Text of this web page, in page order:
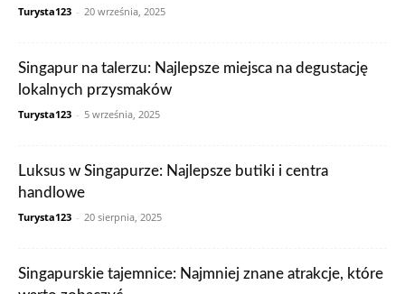
Turysta123 - 20 września, 2025
Singapur na talerzu: Najlepsze miejsca na degustację
lokalnych przysmaków
Turysta123 - 5 września, 2025
Luksus w Singapurze: Najlepsze butiki i centra
handlowe
Turysta123 - 20 sierpnia, 2025
Singapurskie tajemnice: Najmniej znane atrakcje, które